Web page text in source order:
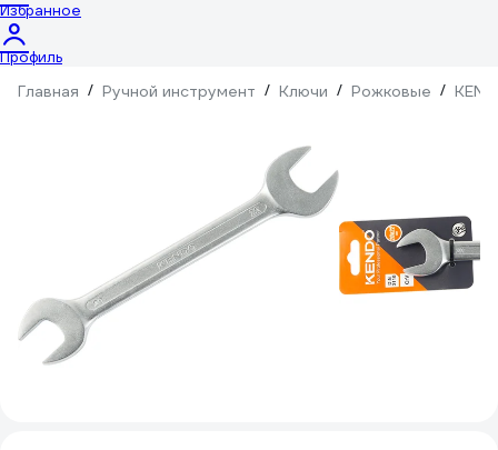
Избранное
Профиль
Главная / Ручной инструмент / Ключи / Рожковые /